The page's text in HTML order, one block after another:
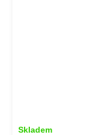
Skladem